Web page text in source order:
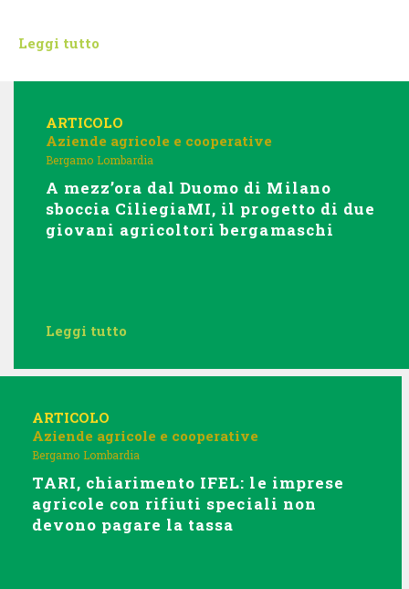
Leggi tutto
ARTICOLO
Aziende agricole e cooperative
Bergamo Lombardia
A mezz’ora dal Duomo di Milano
sboccia CiliegiaMI, il progetto di due
giovani agricoltori bergamaschi
Leggi tutto
ARTICOLO
Aziende agricole e cooperative
Bergamo Lombardia
TARI, chiarimento IFEL: le imprese
agricole con rifiuti speciali non
devono pagare la tassa